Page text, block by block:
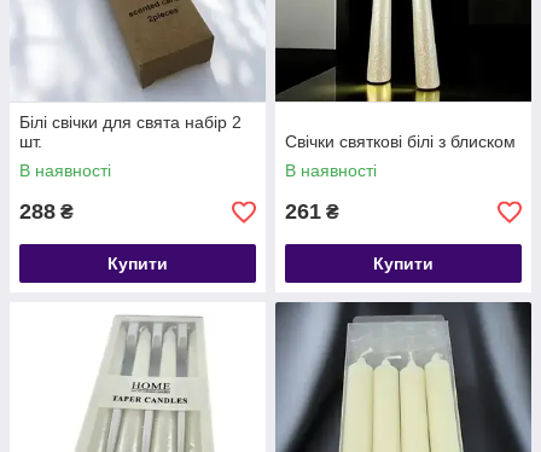
Білі свічки для свята набір 2
шт.
В наявності
288 ₴
Купити
Свічки святкові білі з блиском
В наявності
261 ₴
Купити